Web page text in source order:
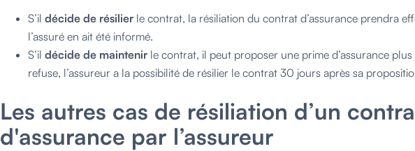
S’il décide de résilier le contrat, la résiliation du contrat d’assurance prendra
l’assuré en ait été informé.
S’il décide de maintenir le contrat, il peut proposer une prime d’assurance plus
refuse, l’assureur a la possibilité de résilier le contrat 30 jours après sa
Les autres cas de résiliation d’un
d'assurance par l’assureur